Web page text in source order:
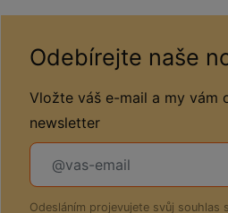
Odebírejte naše
Vložte váš e-mail a my vám
newsletter
Odesláním projevujete svůj souhlas